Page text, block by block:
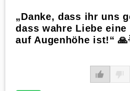
„Danke, dass ihr uns
dass wahre Liebe
auf Augenhöhe ist!“